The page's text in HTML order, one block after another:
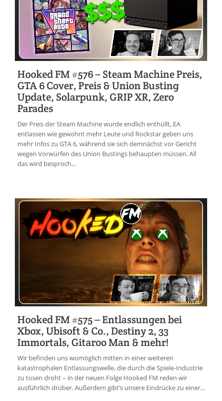
Hooked FM #576 – Steam Machine Preis,
GTA 6 Cover, Preis & Union Busting
Update, Solarpunk, GRIP XR, Zero
Parades
Der Preis der Steam Machine wurde endlich enthüllt, EA
entlassen wie gewohnt mehr Leute und Rockstar geben uns
mehr Infos zu GTA 6, während sie sich demnächst vor Gericht
wegen Vorwürfen des Union Bustings behaupten müssen. All
das wird besproch...
Hooked FM #575 – Entlassungen bei
Xbox, Ubisoft & Co., Destiny 2, 33
Immortals, Gitaroo Man & mehr!
Wir befinden uns womöglich mitten in einer weiteren
katastrophalen Entlassungswelle, die durch die Spiele-Industrie
zu tosen droht – in der neuen Folge Hooked FM reden wir
ausführlich drüber. Außerdem gibt’s unsere Eindrücke zu einer...